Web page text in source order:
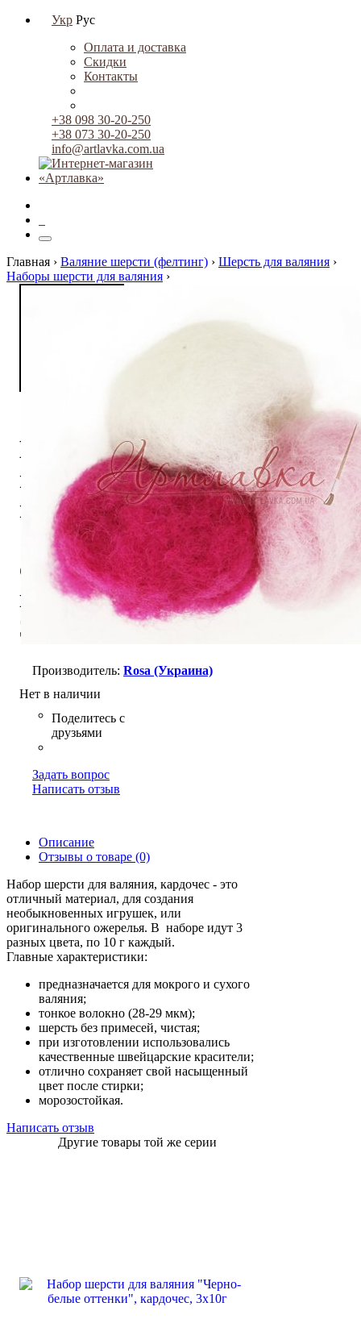
Укр Рус
Оплата и доставка
Скидки
Контакты
+38 098 30-20-250
+38 073 30-20-250
info@artlavka.com.ua
Главная › Валяние шерсти (фелтинг) › Шерсть для валяния ›
Наборы шерсти для валяния ›
Набор
шерсти для
валяния
"Розовые
оттенки",
кардочес,
3х10г
Rosa (Украина)
Нет в наличии
Задать вопрос
Написать отзыв
Описание
Отзывы о товаре (0)
Набор шерсти для валяния, кардочес - это
отличный материал, для создания
необыкновенных игрушек, или
оригинального ожерелья. В наборе идут 3
разных цвета, по 10 г каждый.
Главные характеристики:
предназначается для мокрого и сухого
валяния;
тонкое волокно (28-29 мкм);
шерсть без примесей, чистая;
при изготовлении использовались
качественные швейцарские красители;
отлично сохраняет свой насыщенный
цвет после стирки;
морозостойкая.
Написать отзыв
Другие товары той же серии